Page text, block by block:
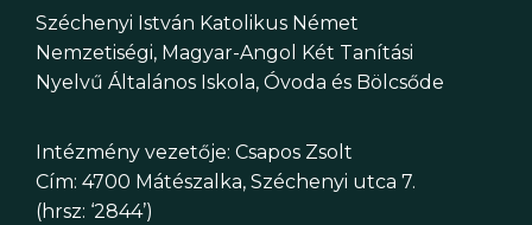
Széchenyi István Katolikus Német
Nemzetiségi, Magyar-Angol Két Tanítási
Nyelvű Általános Iskola, Óvoda és Bölcsőde
Intézmény vezetője: Csapos Zsolt
Cím: 4700 Mátészalka, Széchenyi utca 7.
(hrsz: ‘2844’)